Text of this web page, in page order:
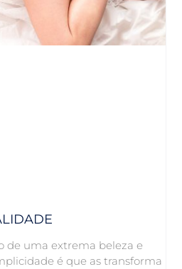
de uma extrema beleza e
é que as transforma